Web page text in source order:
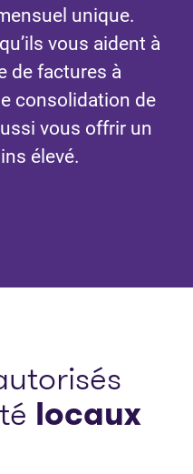
unique.
vous aident à
de factures à
consolidation de
vous offrir un
élevé.
locaux